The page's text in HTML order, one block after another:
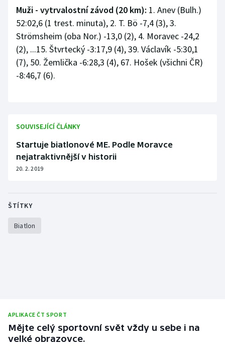
Muži - vytrvalostní závod (20 km): 1. Anev (Bulh.)
52:02,6 (1 trest. minuta), 2. T. Bö -7,4 (3), 3.
Strömsheim (oba Nor.) -13,0 (2), 4. Moravec -24,2
(2), ...15. Štvrtecký -3:17,9 (4), 39. Václavík -5:30,1
(7), 50. Žemlička -6:28,3 (4), 67. Hošek (všichni ČR)
-8:46,7 (6).
SOUVISEJÍCÍ ČLÁNKY
Startuje biatlonové ME. Podle Moravce
nejatraktivnější v historii
20. 2. 2019
ŠTÍTKY
Biatlon
APLIKACE ČT SPORT
Mějte celý sportovní svět vždy u sebe i na
velké obrazovce.